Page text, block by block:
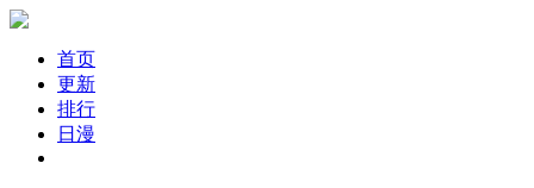
首页
更新
排行
日漫